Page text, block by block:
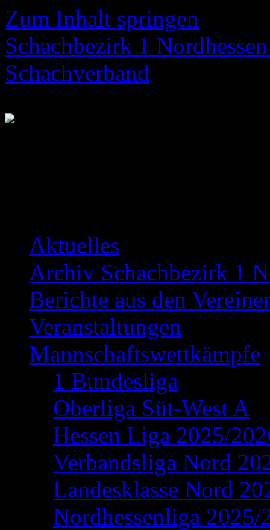
Zum Inhalt springen
Schachbezirk 1
Schachverband
Aktuelles
Archiv Schachbezirk 1
Berichte aus den
Veranstaltungen
Mannschaftswettkämpfe
1 Bundesliga
Oberliga Süt-West A
Hessen Liga 2025/
Verbandsliga Nord
Landesklasse Nord
Nordhessenliga 2025/